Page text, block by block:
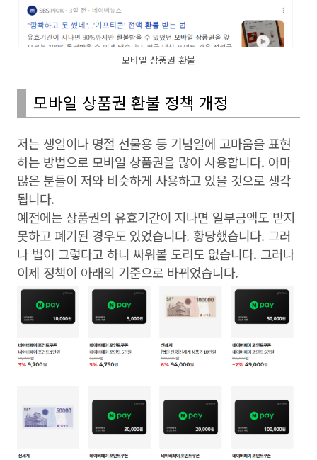
모바일 상품권 환불
모바일 상품권 환불 정책 개정
저는 생일이나 명절 선물용 등 기념일에 고마움을 표현
하는 방법으로 모바일 상품권을 많이 사용합니다. 아마
많은 분들이 저와 비슷하게 사용하고 있을 것으로 생각
됩니다.
예전에는 상품권의 유효기간이 지나면 일부금액도 받지
못하고 폐기된 경우도 있었습니다. 황당했습니다. 그러
나 법이 그렇다고 하니 싸워볼 도리도 없습니다. 그러나
이제 정책이 아래의 기준으로 바뀌었습니다.